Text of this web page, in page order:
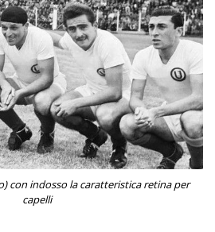
con indosso la caratteristica retina per
capelli